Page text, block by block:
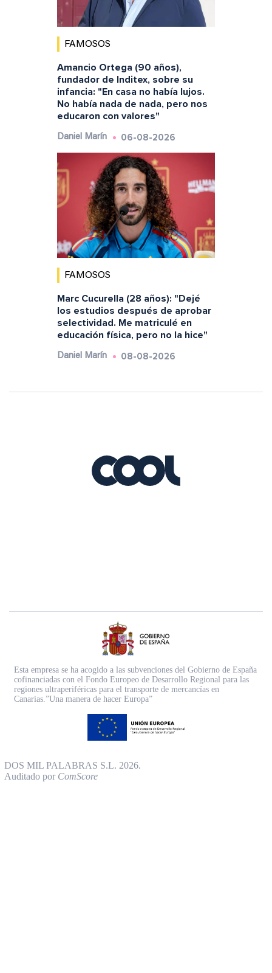
FAMOSOS
Amancio Ortega (90 años),
fundador de Inditex, sobre su
infancia: "En casa no había lujos.
No había nada de nada, pero nos
educaron con valores"
Daniel Marín 06-08-2026
FAMOSOS
Marc Cucurella (28 años): "Dejé
los estudios después de aprobar
selectividad. Me matriculé en
educación física, pero no la hice"
Daniel Marín 08-08-2026
Esta empresa se ha acogido a las subvenciones del Gobierno de España
cofinanciadas con el Fondo Europeo de Desarrollo Regional para las
regiones ultraperiféricas para el transporte de mercancías en
Canarias.”Una manera de hacer Europa”
DOS MIL PALABRAS S.L. 2026.
Auditado por ComScore